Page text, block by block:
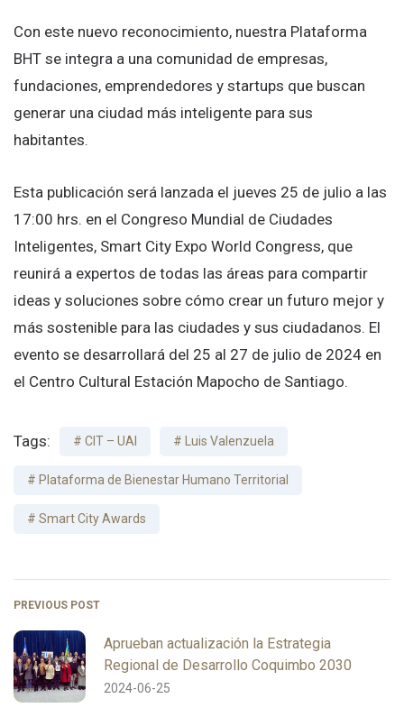
Con este nuevo reconocimiento, nuestra Plataforma
BHT se integra a una comunidad de empresas,
fundaciones, emprendedores y startups que buscan
generar una ciudad más inteligente para sus
habitantes.
Esta publicación será lanzada el jueves 25 de julio a las
17:00 hrs. en el Congreso Mundial de Ciudades
Inteligentes, Smart City Expo World Congress, que
reunirá a expertos de todas las áreas para compartir
ideas y soluciones sobre cómo crear un futuro mejor y
más sostenible para las ciudades y sus ciudadanos. El
evento se desarrollará del 25 al 27 de julio de 2024 en
el Centro Cultural Estación Mapocho de Santiago.
Tags: CIT – UAI Luis Valenzuela
Plataforma de Bienestar Humano Territorial
Smart City Awards
PREVIOUS POST
Aprueban actualización la Estrategia
Regional de Desarrollo Coquimbo 2030
2024-06-25